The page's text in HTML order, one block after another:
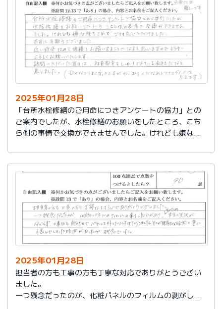
切に使う事が出来ました。新しいコンロも長～くきれい
に使いたいです。杉山さん、ありがとうございました。
又、何かあった時はよろしくお願いしますネ
2025年01月28日
「台所水栓修繕のご用命につきアンケートの協力」との
ご案内でしたが、水栓修繕のお願いをしたところ、こち
ら側の事情で交換ができませんでした。けれども嫌な顔
本当に有難うございました。
近い将来、改めて修繕をお願いすることになると思いま
すので、どうぞよろしくお願いいたします。
訪問いただいた当日は、社員教育をしっかりされている
会社だなと思いました。（DXなどとよく聞きますが、や
っぱり人だなぁとアナログ人には思えます）
2025年01月28日
担当者の方も工事の方も丁寧な対応でありがとうござい
ました。
一つ残念だったのが、化粧パネルのフィルムの剥がし忘